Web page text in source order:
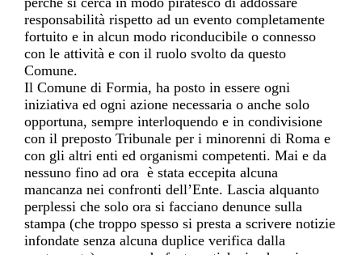
responsabilità rispetto ad un evento completamente
fortuito e in alcun modo riconducibile o connesso
con le attività e con il ruolo svolto da questo
Comune.
Il Comune di Formia, ha posto in essere ogni
iniziativa ed ogni azione necessaria o anche solo
opportuna, sempre interloquendo e in condivisione
con il preposto Tribunale per i minorenni di Roma e
con gli altri enti ed organismi competenti. Mai e da
nessuno fino ad ora è stata eccepita alcuna
mancanza nei confronti dell’Ente. Lascia alquanto
perplessi che solo ora si facciano denunce sulla
stampa (che troppo spesso si presta a scrivere notizie
infondate senza alcuna duplice verifica dalla